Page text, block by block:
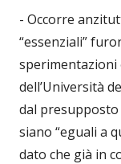
- Occorre
“essenziali”
sperimentazioni
dell’Università
dal
siano “eguali a
dato che già in